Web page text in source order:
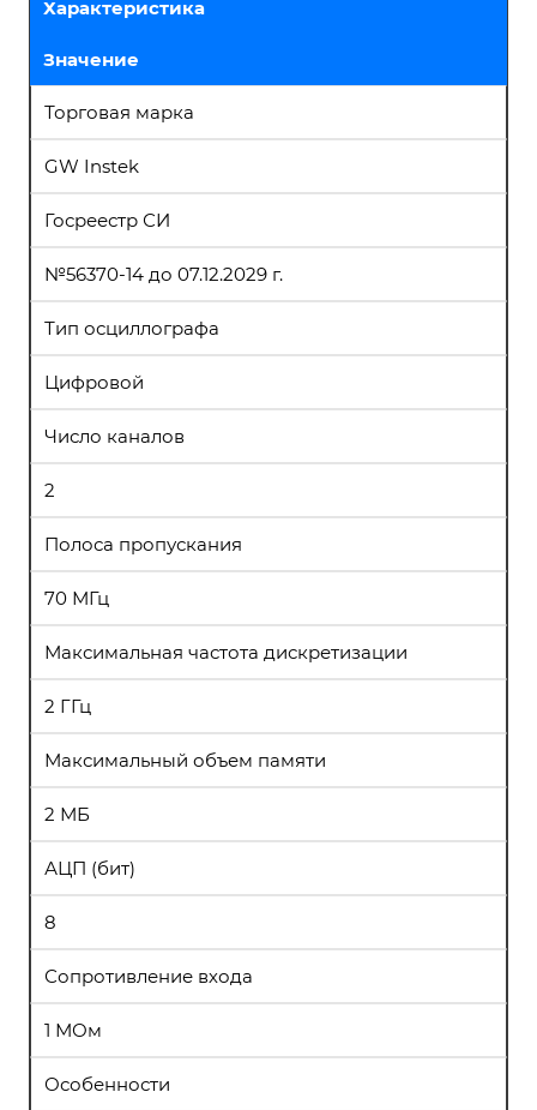
Характеристика
Значение
Торговая марка
GW Instek
Госреестр СИ
№56370-14 до 07.12.2029 г.
Тип осциллографа
Цифровой
Число каналов
2
Полоса пропускания
70 МГц
Максимальная частота дискретизации
2 ГГц
Максимальный объем памяти
2 МБ
АЦП (бит)
8
Сопротивление входа
1 МОм
Особенности